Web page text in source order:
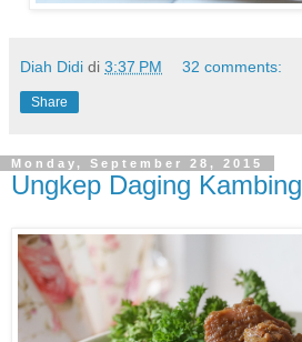
Diah Didi di 3:37 PM 32 comments:
Share
Monday, September 28, 2015
Ungkep Daging Kambing